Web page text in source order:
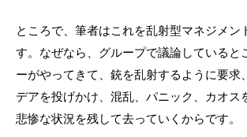
ところで、筆者はこれを乱射型マネジメン
す。なぜなら、グループで議論していると
ーがやってきて、銃を乱射するように要求
デアを投げかけ、混乱、パニック、カオス
悲惨な状況を残して去っていくからです。